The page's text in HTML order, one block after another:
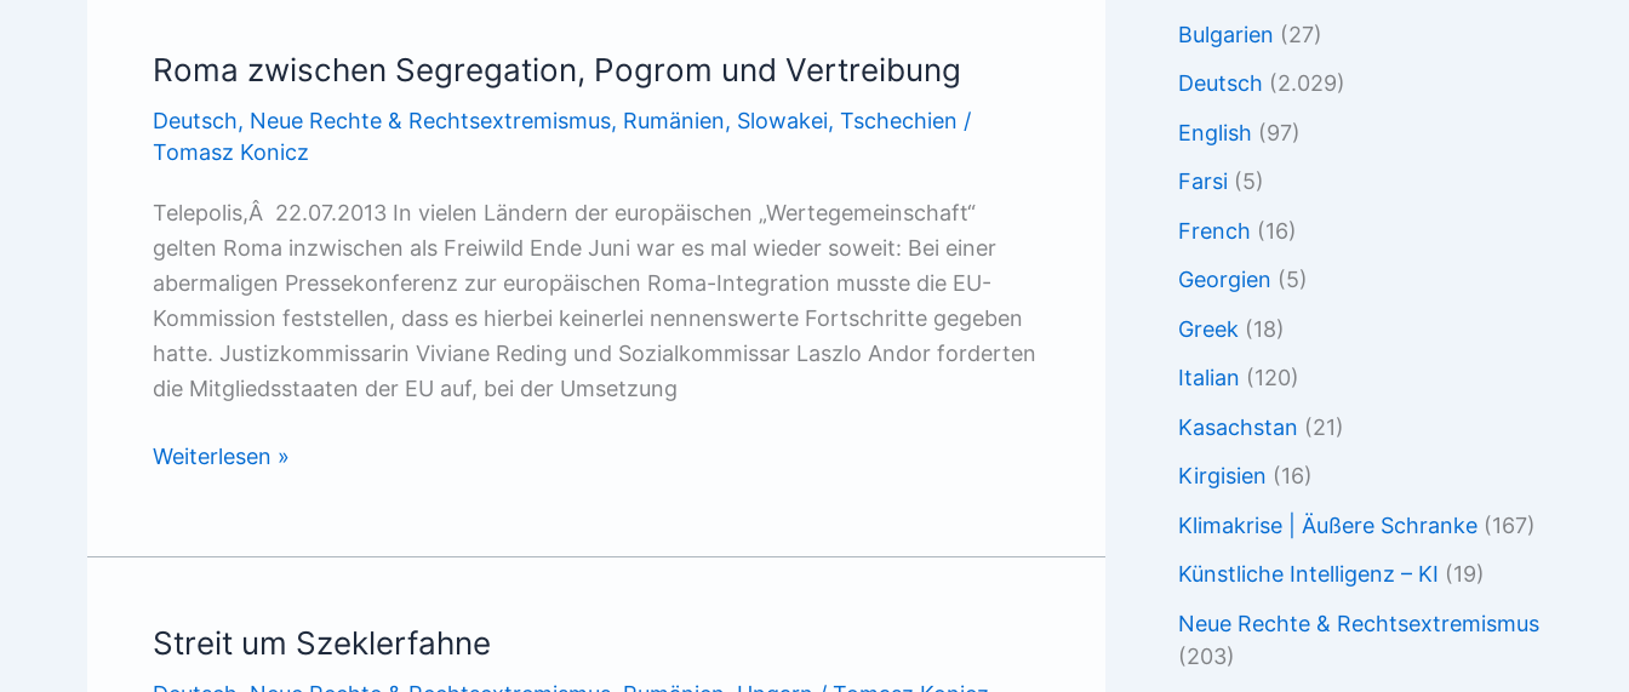
Roma zwischen Segregation, Pogrom und Vertreibung
Deutsch, Neue Rechte & Rechtsextremismus, Rumänien, Slowakei, Tschechien /
Tomasz Konicz
Telepolis,Â 22.07.2013 In vielen Ländern der europäischen „Wertegemeinschaft“
gelten Roma inzwischen als Freiwild Ende Juni war es mal wieder soweit: Bei einer
abermaligen Pressekonferenz zur europäischen Roma-Integration musste die EU-
Kommission feststellen, dass es hierbei keinerlei nennenswerte Fortschritte gegeben
hatte. Justizkommissarin Viviane Reding und Sozialkommissar Laszlo Andor forderten
die Mitgliedsstaaten der EU auf, bei der Umsetzung
Roma
Pogrom
Vertreibung
Weiterlesen »
Streit um Szeklerfahne
Bulgarien (27)
Deutsch (2.029)
English (97)
Farsi (5)
French (16)
Georgien (5)
Greek (18)
Italian (120)
Kasachstan (21)
Kirgisien (16)
Klimakrise | Äußere Schranke (167)
Künstliche Intelligenz – KI (19)
Neue Rechte & Rechtsextremismus
(203)